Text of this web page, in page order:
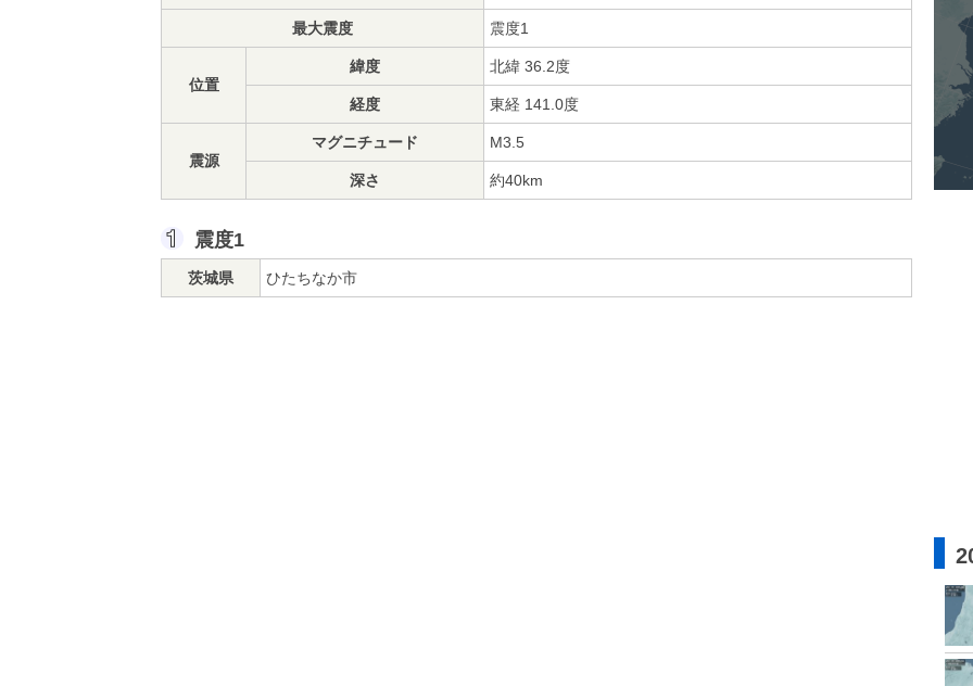
最大震度 震度1
位置
緯度 北緯 36.2度
経度 東経 141.0度
震源
マグニチュード M3.5
深さ 約40km
震度1
茨城県 ひたちなか市